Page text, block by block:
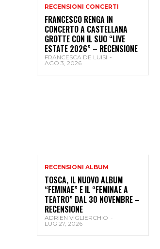
RECENSIONI CONCERTI
FRANCESCO RENGA IN
CONCERTO A CASTELLANA
GROTTE CON IL SUO “LIVE
ESTATE 2026” – RECENSIONE
FRANCESCA DE LUISI -
AGO 3, 2026
RECENSIONI ALBUM
TOSCA, IL NUOVO ALBUM
“FEMINAE” E IL “FEMINAE A
TEATRO” DAL 30 NOVEMBRE –
RECENSIONE
ADRIEN VIGLIERCHIO -
LUG 27, 2026